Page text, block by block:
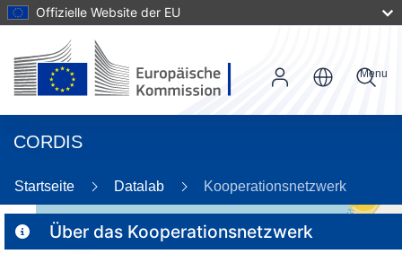
Offizielle Website der EU
CORDIS
Menu
Startseite Datalab Kooperationsnetzwerk
Über das Kooperationsnetzwerk